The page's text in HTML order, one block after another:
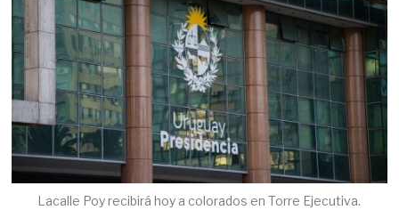
Lacalle Poy recibirá hoy a colorados en Torre Ejecutiva.